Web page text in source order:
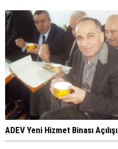
ADEV Yeni Hizmet Binası Açılışı